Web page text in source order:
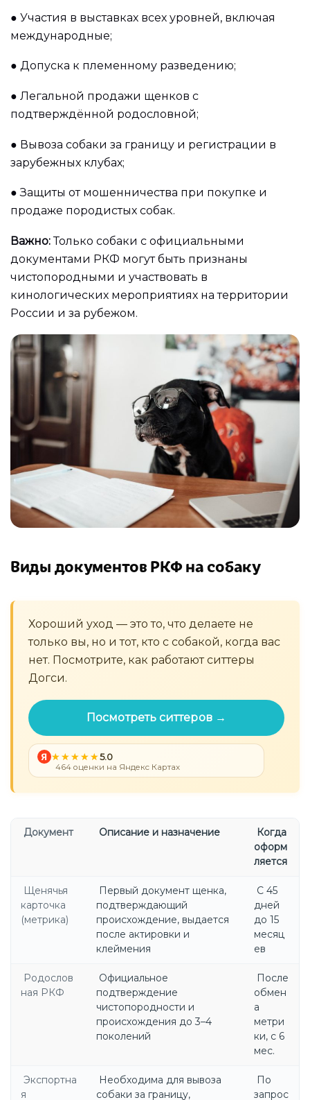
● Участия в выставках всех уровней, включая
международные;
● Допуска к племенному разведению;
● Легальной продажи щенков с
подтверждённой родословной;
● Вывоза собаки за границу и регистрации в
зарубежных клубах;
●Защиты от мошенничества при покупке и
продаже породистых собак.
Важно:Только собаки с официальными
документами РКФ могут быть признаны
чистопородными и участвовать в
кинологических мероприятиях на территории
России и за рубежом.
Виды документов РКФ на собаку
Хороший уход — это то, что делаете не
только вы, но и тот, кто с собакой, когда вас
нет. Посмотрите, как работают ситтеры
Догси.
Посмотреть ситтеров →
Я 5.0
464 оценки на Яндекс Картах
Документ Описание и назначение
Когда
оформ
ляется
Щенячья
карточка
(метрика)
Первый документ щенка,
подтверждающий
происхождение, выдается
после актировки и
клеймения
С 45
дней
до 15
месяц
ев
Родослов
ная РКФ
Официальное
подтверждение
чистопородности и
происхождения до 3–4
поколений
После
обмен
а
метри
ки, с 6
мес.
Экспортна
я
Необходима для вывоза
собаки за границу,
По
запрос